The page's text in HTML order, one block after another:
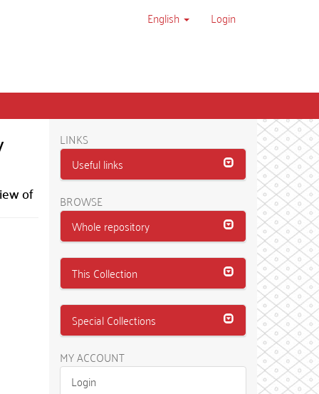
English Login
of
LINKS
Useful links
BROWSE
Whole repository
This Collection
Special Collections
MY ACCOUNT
Login